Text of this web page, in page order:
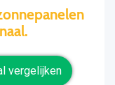
vergelijken